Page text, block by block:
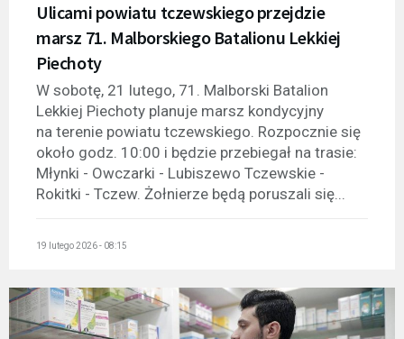
Ulicami powiatu tczewskiego przejdzie
marsz 71. Malborskiego Batalionu Lekkiej
Piechoty
W sobotę, 21 lutego, 71. Malborski Batalion
Lekkiej Piechoty planuje marsz kondycyjny
na terenie powiatu tczewskiego. Rozpocznie się
około godz. 10:00 i będzie przebiegał na trasie:
Młynki - Owczarki - Lubiszewo Tczewskie -
Rokitki - Tczew. Żołnierze będą poruszali się...
19 lutego 2026 - 08:15